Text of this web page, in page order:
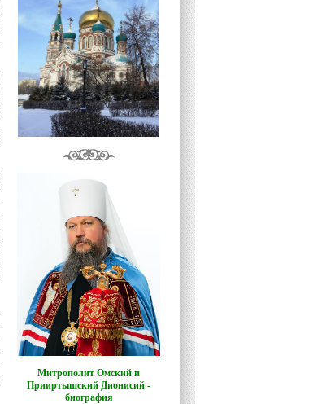
Митрополит Омский и
Прииртышский Дионисий -
биография